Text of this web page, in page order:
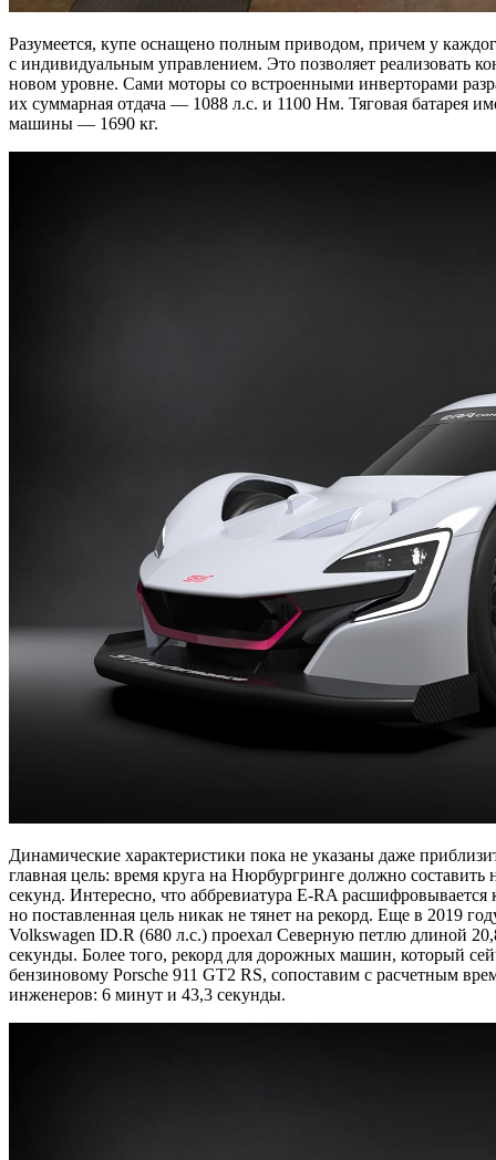
Разумеется, купе оснащено полным приводом, причем у
с индивидуальным управлением. Это позволяет реализовать
новом уровне. Сами моторы со встроенными инверторами
их суммарная отдача — 1088 л.с. и 1100 Нм. Тяговая батарея
машины — 1690 кг.
Динамические характеристики пока не указаны даже
главная цель: время круга на Нюрбургринге должно
секунд. Интересно, что аббревиатура E-RA расшифровывается
но поставленная цель никак не тянет на рекорд. Еще в 2019
Volkswagen ID.R (680 л.с.) проехал Северную петлю длиной
секунды. Более того, рекорд для дорожных машин, который
бензиновому Porsche 911 GT2 RS, сопоставим с расчетным
инженеров: 6 минут и 43,3 секунды.